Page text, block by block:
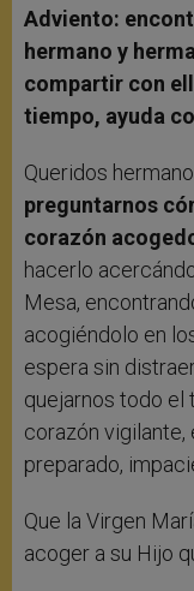
Adviento:
hermano y
compartir con
tiempo, ayuda
Queridos
preguntarnos
corazón
hacerlo
Mesa,
acogiéndolo en
espera sin
quejarnos todo el
corazón vigilante,
preparado,
Que la Virgen
acoger a su Hijo